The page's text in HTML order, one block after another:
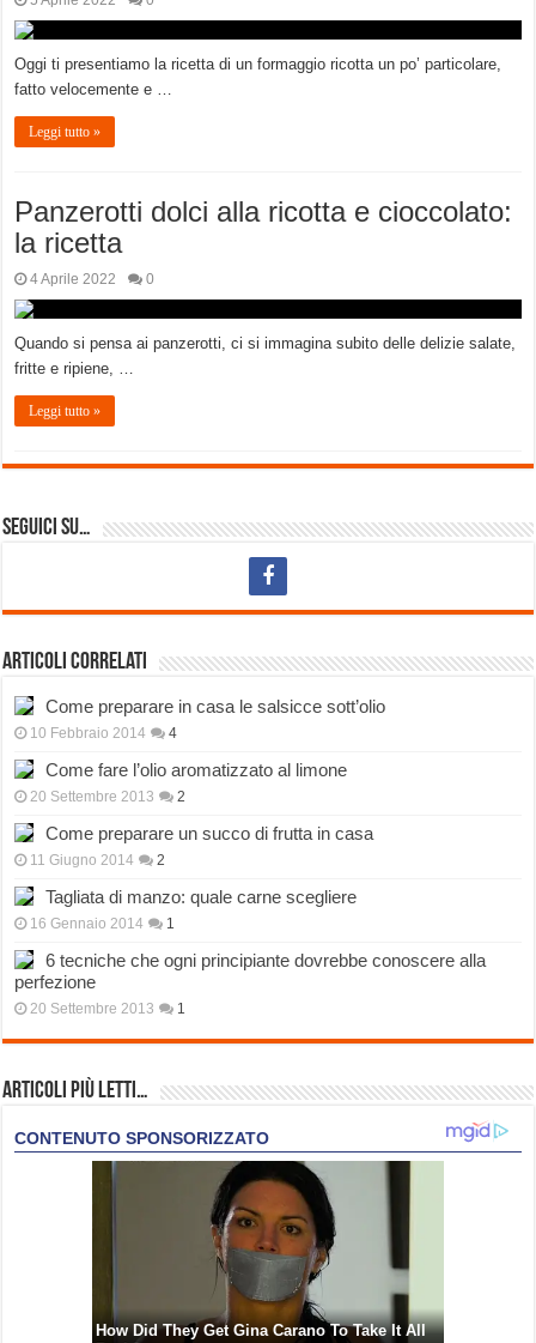
Oggi ti presentiamo la ricetta di un formaggio ricotta un po’ particolare,
fatto velocemente e …
Leggi tutto »
Panzerotti dolci alla ricotta e cioccolato:
la ricetta
4 Aprile 2022 0
Quando si pensa ai panzerotti, ci si immagina subito delle delizie salate,
fritte e ripiene, …
Leggi tutto »
Seguici su…
Articoli correlati
Come preparare in casa le salsicce sott’olio
10 Febbraio 2014 4
Come fare l’olio aromatizzato al limone
20 Settembre 2013 2
Come preparare un succo di frutta in casa
11 Giugno 2014 2
Tagliata di manzo: quale carne scegliere
16 Gennaio 2014 1
6 tecniche che ogni principiante dovrebbe conoscere alla
perfezione
20 Settembre 2013 1
Articoli più Letti…